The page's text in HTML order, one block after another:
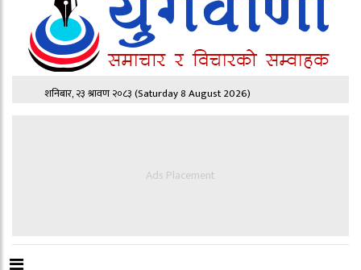
शनिबार, २३ श्रावण २०८३(Saturday 8 August 2026)
Ads Placement